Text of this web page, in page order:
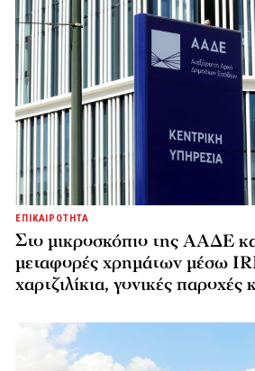
ΕΠΙΚΑΙΡΟΤΗΤΑ
Στο μικροσκόπιο της ΑΑΔΕ
μεταφορές χρημάτων μέσω
χαρτζιλίκια, γονικές παροχές